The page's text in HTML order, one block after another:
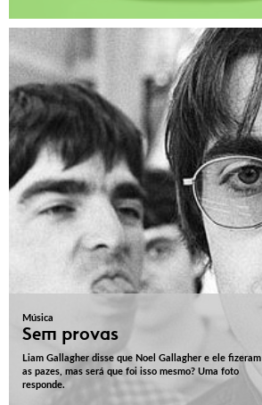
Música
Sem provas
Liam Gallagher disse que Noel Gallagher e ele fizeram
as pazes, mas será que foi isso mesmo? Uma foto
responde.